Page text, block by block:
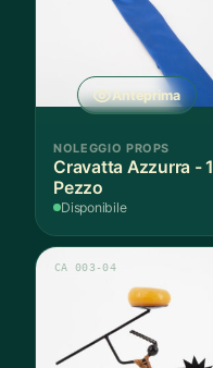
Anteprima
NOLEGGIO PROPS
Cravatta Azzurra - 1
Pezzo
Disponibile
CA 003-04